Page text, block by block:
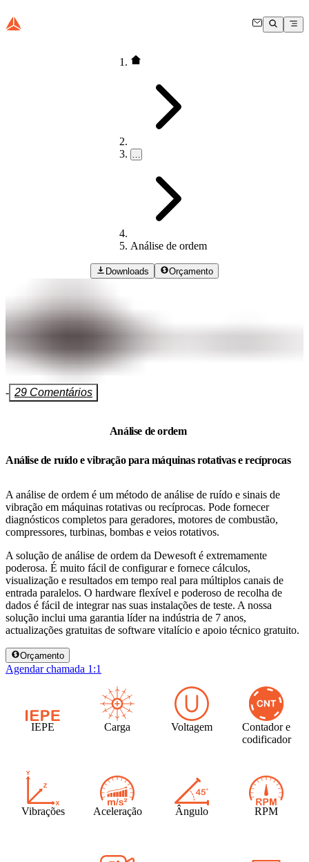
…
Análise de ordem
Downloads Orçamento
- 29 Comentários
Análise de ordem
Análise de ruído e vibração para máquinas rotativas e recíprocas
A análise de ordem é um método de análise de ruído e sinais de
vibração em máquinas rotativas ou recíprocas. Pode fornecer
diagnósticos completos para geradores, motores de combustão,
compressores, turbinas, bombas e veios rotativos.
A solução de análise de ordem da Dewesoft é extremamente
poderosa. É muito fácil de configurar e fornece cálculos,
visualização e resultados em tempo real para múltiplos canais de
entrada paralelos. O hardware flexível e poderoso de recolha de
dados é fácil de integrar nas suas instalações de teste. A nossa
solução inclui uma garantia líder na indústria de 7 anos,
actualizações gratuitas de software vitalício e apoio técnico gratuito.
Orçamento
Agendar chamada 1:1
IEPE Carga Voltagem
Contador e
codificador
Vibrações Aceleração Ângulo RPM